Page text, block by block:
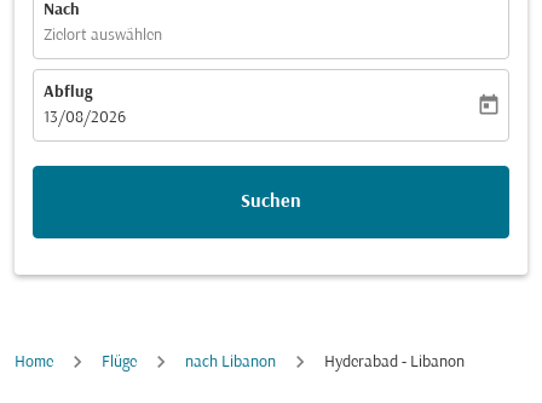
Nach
Zielort auswählen
Abflug
fc-booking-departure-date-aria-label
13/08/2026
today
Suchen
Home Flüge nach Libanon Hyderabad - Libanon